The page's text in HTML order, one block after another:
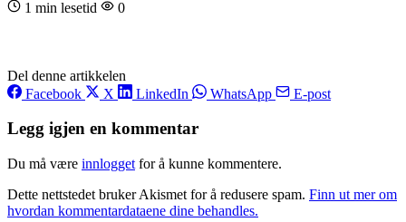
1 min lesetid
0
Del denne artikkelen
Facebook
X LinkedIn WhatsApp E-post
Legg igjen en kommentar
Du må være innlogget for å kunne kommentere.
Dette nettstedet bruker Akismet for å redusere spam. Finn ut mer om
hvordan kommentardataene dine behandles.